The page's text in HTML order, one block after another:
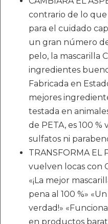
contrario de lo
para el cuidado
un gran número de
pelo, la mascarilla
ingredientes
Fabricada en
mejores
testada en
de PETA, es 100
sulfatos ni
TRANSFORMA EL
vuelven locas con
«¡La mejor
pena al 100 %»
verdad!»
en productos